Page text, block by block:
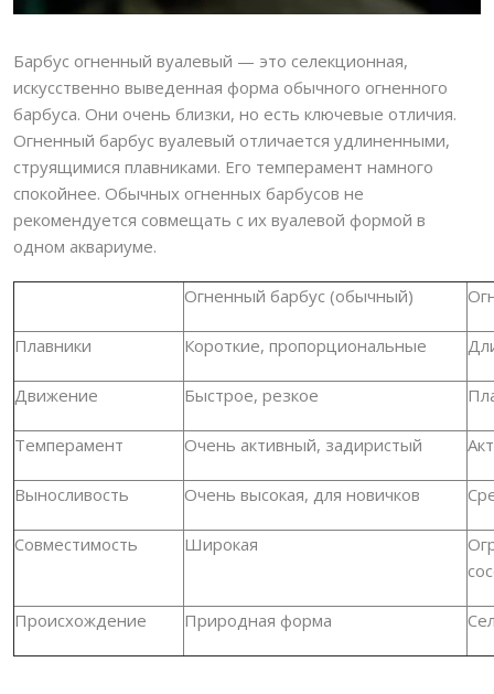
Барбус огненный вуалевый — это селекционная,
искусственно выведенная форма обычного огненного
барбуса. Они очень близки, но есть ключевые отличия.
Огненный барбус вуалевый отличается удлиненными,
струящимися плавниками. Его темперамент намного
спокойнее. Обычных огненных барбусов не
рекомендуется совмещать с их вуалевой формой в
одном аквариуме.
Огненный барбус (обычный)
Плавники Короткие, пропорциональные
Движение Быстрое, резкое
Темперамент Очень активный, задиристый
Выносливость Очень высокая, для новичков
Совместимость Широкая
Происхождение Природная форма